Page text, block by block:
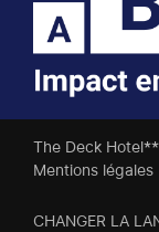
The Deck
Mentions légales
CHANGER LA